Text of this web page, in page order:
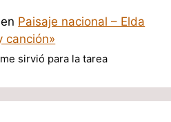
en Paisaje nacional – Elda
canción»
sirvió para la tarea